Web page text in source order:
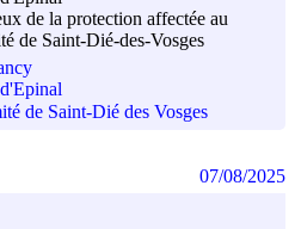
de la protection affectée au
de Saint-Dié-des-Vosges
de Saint-Dié des Vosges
07/08/2025